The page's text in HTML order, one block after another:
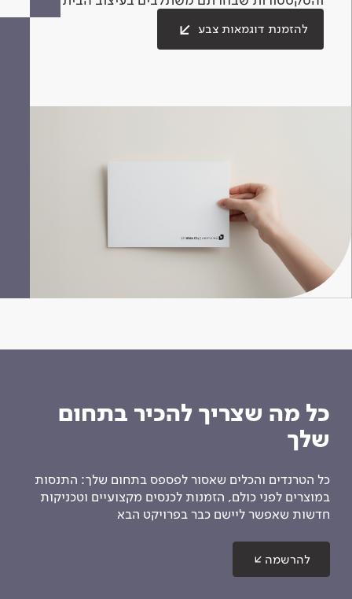
להזמנת דוגמאות צבע
כל מה שצריך להכיר בתחום
שלך
כל הטרנדים והכלים שאסור לפספס בתחום שלך: התנסות
במוצרים לפני כולם, הזמנות לכנסים מקצועיים וטכניקות
חדשות שאפשר ליישם כבר בפרויקט הבא
להרשמה